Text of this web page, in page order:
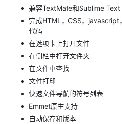
兼容TextMate和Sublime Text
完成HTML，CSS，
代码
在选项卡上打开文件
在侧栏中打开文件夹
在文件中查找
文件打印
快速文件导航的符号列表
Emmet原生支持
自动保存和版本